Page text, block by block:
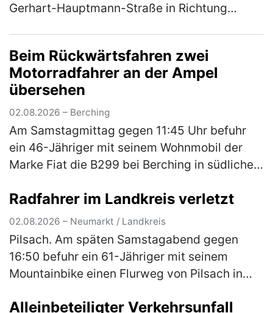
Gerhart-Hauptmann-Straße in Richtung
Scoote…(mehr)
Beim Rückwärtsfahren zwei
Motorradfahrer an der Ampel
übersehen
02.08.2026 – Berching
Am Samstagmittag gegen 11:45 Uhr befuhr
ein 46-Jähriger mit seinem Wohnmobil der
Marke Fiat die B299 bei Berching in südliche
ordnete er sich versehentlich an d…(mehr)
Radfahrer im Landkreis verletzt
02.08.2026 – Neumarkt / Landkreis
Pilsach. Am späten Samstagabend gegen
16:50 befuhr ein 61-Jähriger mit seinem
Mountainbike einen Flurweg von Pilsach in
kam er beim Versuch einer Unebenheit a…
Alleinbeteiligter Verkehrsunfall